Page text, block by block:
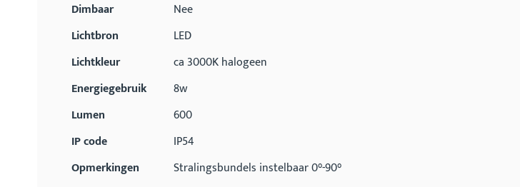
Dimbaar
Nee
Lichtbron
LED
Lichtkleur
ca 3000K halogeen
Energiegebruik
8w
Lumen
600
IP code
IP54
Opmerkingen
Stralingsbundels instelbaar 0°-90°